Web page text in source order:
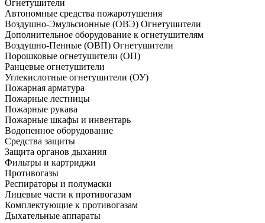
Огнетушители
Автономные средства пожаротушения
Воздушно-Эмульсионные (ОВЭ) Огнетушители
Дополнительное оборудование к огнетушителям
Воздушно-Пенные (ОВП) Огнетушители
Порошковые огнетушители (ОП)
Ранцевые огнетушители
Углекислотные огнетушители (ОУ)
Пожарная арматура
Пожарные лестницы
Пожарные рукава
Пожарные шкафы и инвентарь
Водопенное оборудование
Средства защиты
Защита органов дыхания
Фильтры и картриджи
Противогазы
Респираторы и полумаски
Лицевые части к противогазам
Комплектующие к противогазам
Дыхательные аппараты